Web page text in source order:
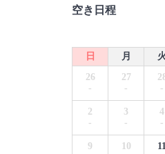
空き日程
日 月
26
-
27
-
-
2
-
3
-
4
-
9
10